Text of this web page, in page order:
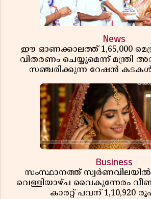
News
ഈ ഓണക്കാലത്ത് 1,65,000
വിതരണം ചെയ്യുമെന്ന് മന്ത്രി
സഞ്ചരിക്കുന്ന റേഷൻ
Business
സംസ്ഥാനത്ത് സ്വർണവിലയിൽ
വെള്ളിയാഴ്ച വൈകുന്നേരം
കാരറ്റ് പവന് 1,10,920